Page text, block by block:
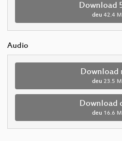
Download
deu 42.4
Audio
Download
deu 23.5
Download
deu 16.6